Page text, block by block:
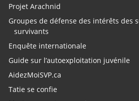
Projet Arachnid
Groupes de défense des intérêts des
survivants
Enquête internationale
Guide sur l’autoexploitation juvénile
AidezMoiSVP.ca
Tatie se confie